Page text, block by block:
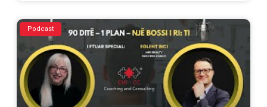
Podcast